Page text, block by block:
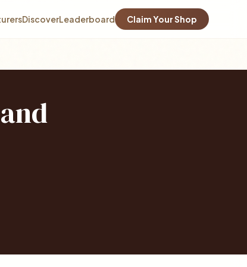
DiscoverLeaderboard Claim Your Shop